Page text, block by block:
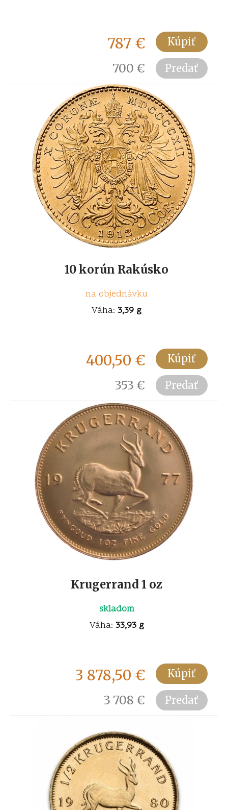
787 €
700 €
Kúpiť
Predať
10 korún Rakúsko
na objednávku
Váha: 3,39 g
400,50 €
353 €
Kúpiť
Predať
Krugerrand 1 oz
skladom
Váha: 33,93 g
3 878,50 €
3 708 €
Kúpiť
Predať